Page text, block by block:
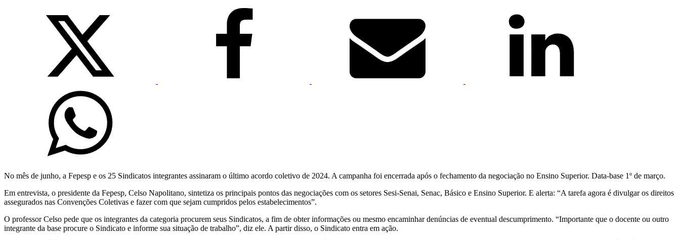
No mês de junho, a Fepesp e os 25 Sindicatos integrantes assinaram o último acordo coletivo de 2024. A campanha foi encerrada após o fechamento da negociação no Ensino Superior. Data-base 1º de março.
Em entrevista, o presidente da Fepesp, Celso Napolitano, sintetiza os principais pontos das negociações com os setores Sesi-Senai, Senac, Básico e Ensino Superior. E alerta: “A tarefa agora é divulgar os direitos
assegurados nas Convenções Coletivas e fazer com que sejam cumpridos pelos estabelecimentos”.
O professor Celso pede que os integrantes da categoria procurem seus Sindicatos, a fim de obter informações ou mesmo encaminhar denúncias de eventual descumprimento. “Importante que o docente ou outro
integrante da base procure o Sindicato e informe sua situação de trabalho”, diz ele. A partir disso, o Sindicato entra em ação.